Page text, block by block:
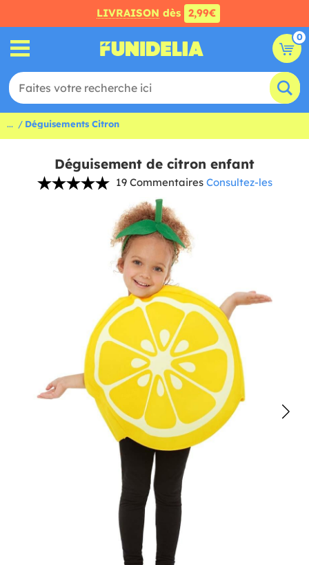
LIVRAISON dès 2,99€
0
... Déguisements Citron
Déguisement de citron enfant
19 Commentaires Consultez-les